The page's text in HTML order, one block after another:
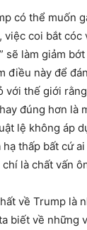
có thể muốn
việc coi bắt cóc
sẽ làm giảm
điều này để
với thế giới
đúng hơn là
lệ không áp
thấp bất cứ
là chất vấn
về Trump là
biết về những